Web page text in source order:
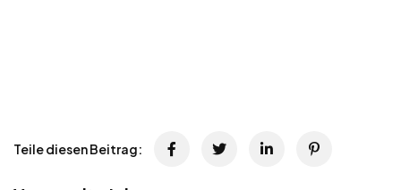
Teile diesen Beitrag: